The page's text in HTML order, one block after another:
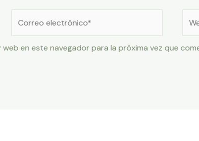
electrónico*
en este navegador para la próxima vez que